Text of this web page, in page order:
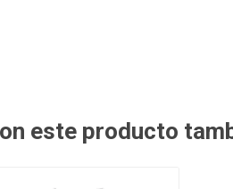
este producto